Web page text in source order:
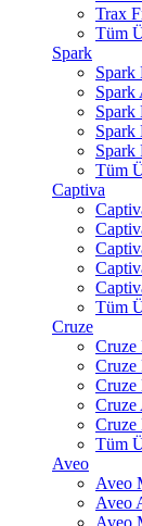
Trax
Tüm
Spark
Spark
Spark
Spark
Spark
Spark
Tüm
Captiva
Tüm
Cruze
Cruze
Cruze
Cruze
Cruze
Cruze
Tüm
Aveo
Aveo
Aveo
Aveo